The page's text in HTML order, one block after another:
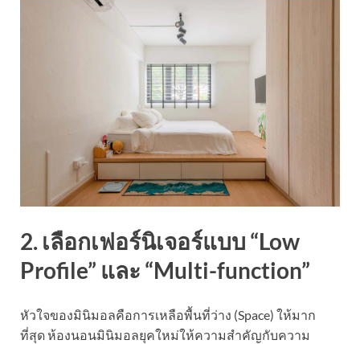
2. เลือกเฟอร์นิเจอร์แบบ “Low
Profile” และ “Multi-function”
หัวใจของมินิมอลคือการเหลือพื้นที่ว่าง (Space) ให้มาก
ที่สุด ห้องนอนมินิมอลยุคใหม่ให้ความสำคัญกับความ